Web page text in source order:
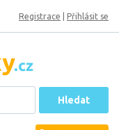
Registrace Přihlásit se
Hledat